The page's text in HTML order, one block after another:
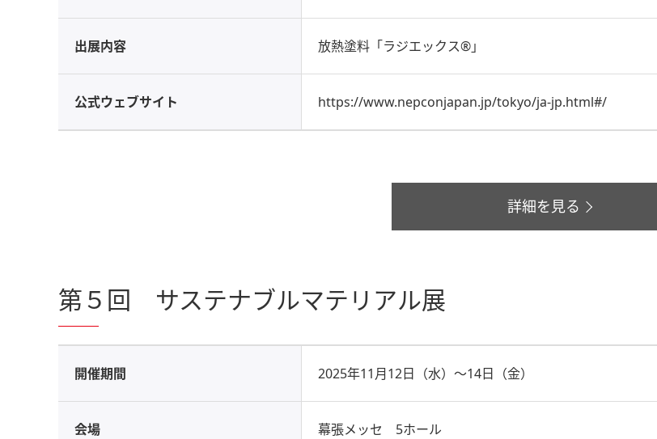
出展内容 放熱塗料「ラジエックス®」
公式ウェブサイト https://www.nepconjapan.jp/tokyo/ja-jp.html#/
詳細を見る
第５回 サステナブルマテリアル展
開催期間 2025年11月12日（水）～14日（金）
会場 幕張メッセ 5ホール